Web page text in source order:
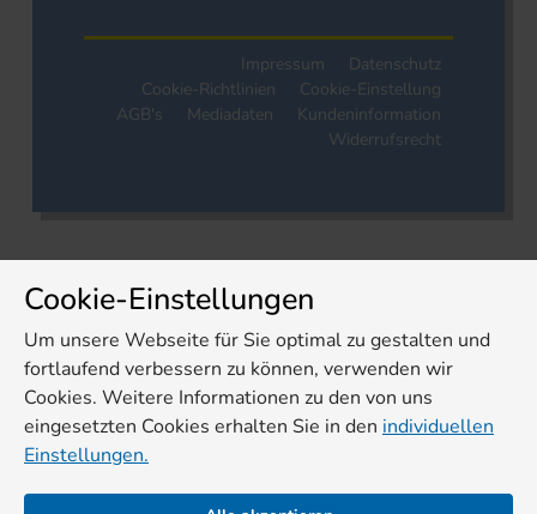
Impressum
Datenschutz
Cookie-Richtlinien
Cookie-Einstellung
AGB's
Mediadaten
Kundeninformation
Widerrufsrecht
Cookie-Einstellungen
Um unsere Webseite für Sie optimal zu gestalten und
fortlaufend verbessern zu können, verwenden wir
Cookies. Weitere Informationen zu den von uns
eingesetzten Cookies erhalten Sie in den individuellen
Einstellungen.